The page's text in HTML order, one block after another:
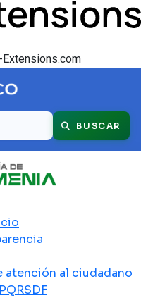
BUSCAR
atención al ciudadano
PQRSDF